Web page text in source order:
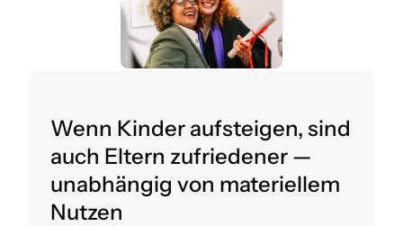
Wenn Kinder aufsteigen, sind
auch Eltern zufriedener —
unabhängig von materiellem
Nutzen